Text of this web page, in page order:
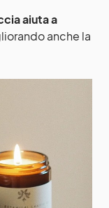
aiuta a
anche la